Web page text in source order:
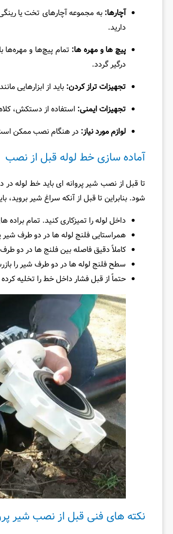
آچارها:به مجموعه آچارهای تخت یا
دارید.
پیچ‌ ها و مهره‌ ها: تمام پیچ‌ها و
درگیر گردد.
تجهیزات تراز کردن: باید از ابزارهایی
تجهیزات ایمنی: استفاده از دستکش،
لوازم مورد نیاز: در هنگام نصب ممکن است
آماده‌ سازی خط لوله قبل‌ از نصب
تا قبل ‌از نصب شیر پروانه ای باید خط لوله
شود. بنابراین تا قبل ‌از آنکه سراغ شیر بروید،
داخل لوله را تمیزکاری کنید. تمام
همراستایی فلنج‌ لوله‌ ها در دو طرف
کاملاً دقیق فاصله بین فلنج‌ ها در دو
سطح فلنج لوله‌ ها در دو طرف شیر را
حتماً از قبل فشار داخل خط را تخلیه
نکته‌ های فنی قبل ‌از نصب شیر